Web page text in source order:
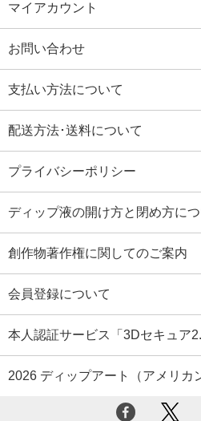
マイアカウント
お問い合わせ
支払い方法について
配送方法･送料について
プライバシーポリシー
ディップ液の開け方と閉め方に
創作物著作権に関してのご案内
会員登録について
本人認証サービス「3Dセキュア
2026 ディップアート（アメリカ